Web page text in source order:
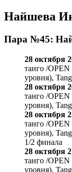
Найшева
Пара №45:
28 октября
танго /OPEN
уровня),
28 октября
танго /OPEN
уровня),
28 октября
танго /OPEN
уровня),
1/2 финала
28 октября
танго /OPEN
уровня),